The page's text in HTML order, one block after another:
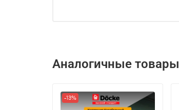
Аналогичные товары
-13%